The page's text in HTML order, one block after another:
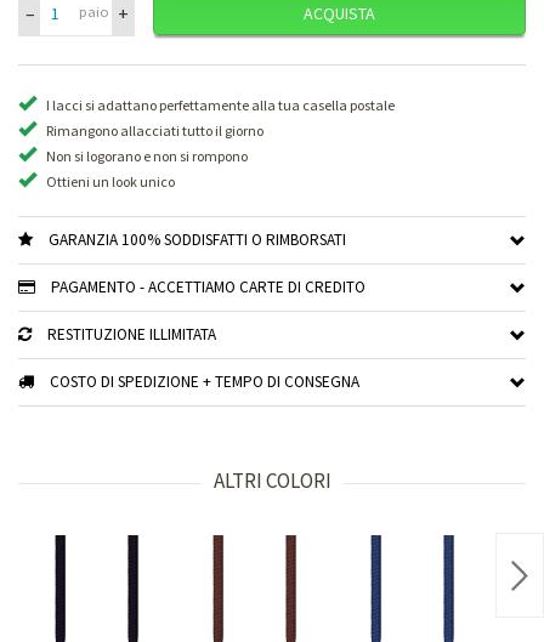
– paio + ACQUISTA
I lacci si adattano perfettamente alla tua casella postale
Rimangono allacciati tutto il giorno
Non si logorano e non si rompono
Ottieni un look unico
GARANZIA 100% SODDISFATTI O RIMBORSATI
PAGAMENTO - ACCETTIAMO CARTE DI CREDITO
RESTITUZIONE ILLIMITATA
COSTO DI SPEDIZIONE + TEMPO DI CONSEGNA
ALTRI COLORI